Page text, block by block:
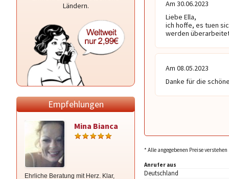
Ländern.
Empfehlungen
Mina Bianca
Ehrliche Beratung mit Herz. Klar,
+++99,5% treffsicher - 100% präzise
Am 30.06.2023
Liebe Ella,
ich hoffe, es tuen
werden
Am 08.05.2023
Danke für die
* Alle angegebenen Preise
Anrufer aus
Deutschland